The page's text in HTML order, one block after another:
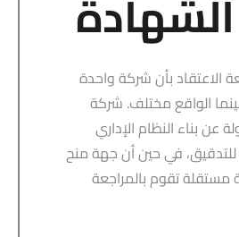
الاعتقاد بأن شركة واحدة
الواقع مختلف. شركة
عن بناء النظام الإداري
في حين أن جهة منح
تقوم بالمراجعة